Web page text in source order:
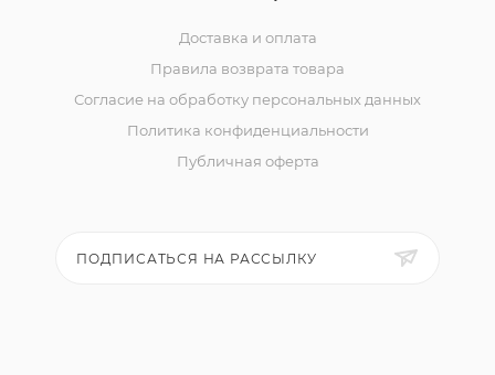
Доставка и оплата
Правила возврата товара
Согласие на обработку персональных данных
Политика конфиденциальности
Публичная оферта
ПОДПИСАТЬСЯ НА РАССЫЛКУ